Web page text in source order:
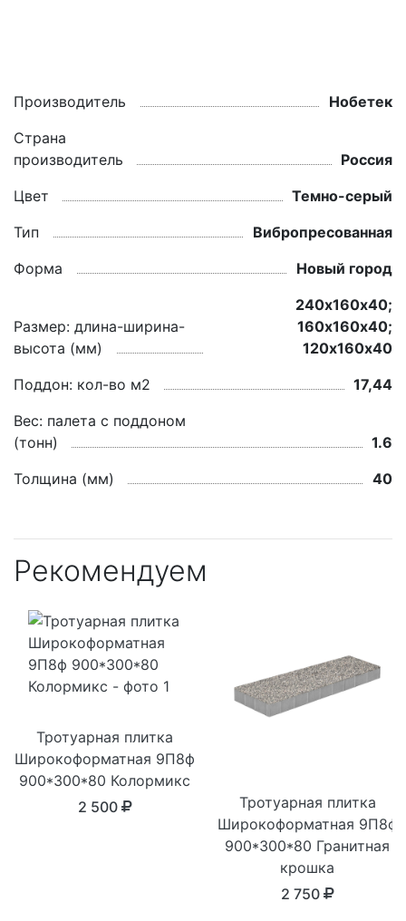
Производитель
Нобетек
Страна
производитель
Россия
Цвет
Темно-серый
Тип
Вибропресованная
Форма
Новый город
Размер: длина-ширина-
высота (мм)
240х160х40;
160х160х40;
120х160х40
Поддон: кол-во м2
17,44
Вес: палета с поддоном
(тонн)
1.6
Толщина (мм)
40
Рекомендуем
Тротуарная плитка
Широкоформатная 9П8ф
900*300*80 Колормикс
2 500
Тротуарная плитка
Широкоформатная 9П8ф
900*300*80 Гранитная
крошка
2 750